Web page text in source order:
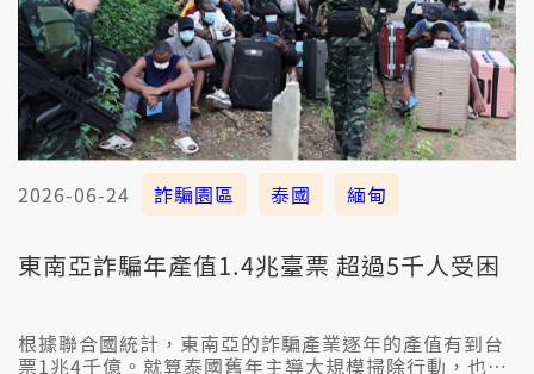
2026-06-24 詐騙園區 泰國 緬甸
東南亞詐騙年產值1.4兆臺票 超過5千人受困
根據聯合國統計，東南亞的詐騙產業逐年的產值有到台
票1兆4千億。就算泰國舊年主導大規模掃除行動，也已